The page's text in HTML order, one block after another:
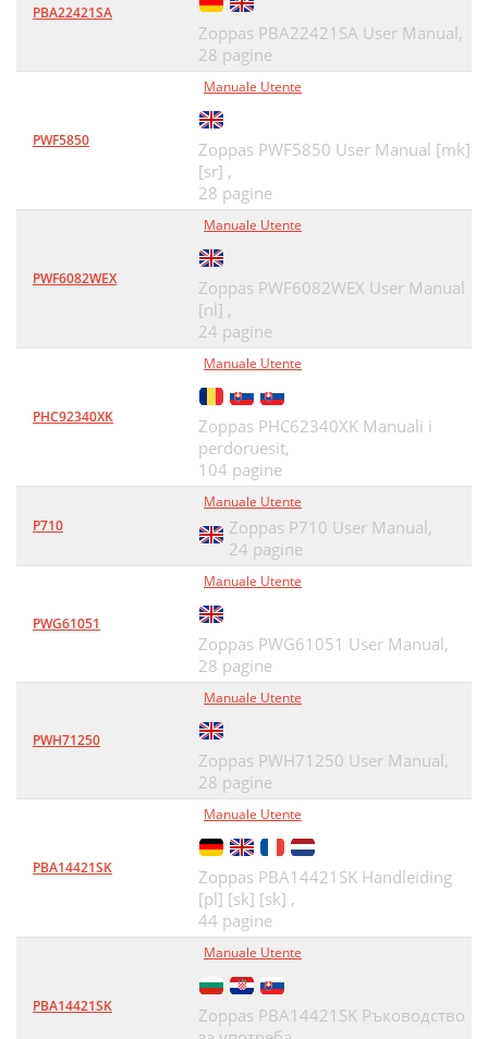
PBA22421SA
Zoppas PBA22421SA User Manual,
28 pagine
PWF5850
Manuale Utente
Zoppas PWF5850 User Manual [mk]
[sr] ,
28 pagine
PWF6082WEX
Manuale Utente
Zoppas PWF6082WEX User Manual
[nl] ,
24 pagine
PHC92340XK
Manuale Utente
Zoppas PHC62340XK Manuali i
perdoruesit,
104 pagine
P710
Manuale Utente
Zoppas P710 User Manual,
24 pagine
PWG61051
Manuale Utente
Zoppas PWG61051 User Manual,
28 pagine
PWH71250
Manuale Utente
Zoppas PWH71250 User Manual,
28 pagine
PBA14421SK
Manuale Utente
Zoppas PBA14421SK Handleiding
[pl] [sk] [sk] ,
44 pagine
PBA14421SK
Manuale Utente
Zoppas PBA14421SK Ръководство